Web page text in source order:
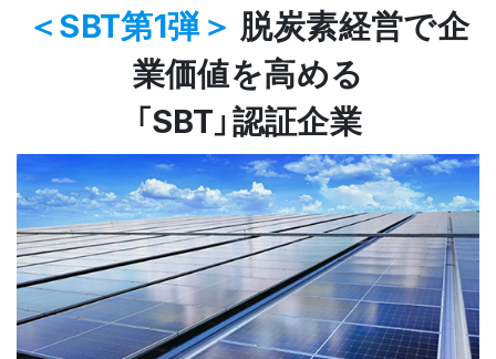
＜SBT第1弾＞ 脱炭素経営で企
業価値を高める
「SBT」認証企業